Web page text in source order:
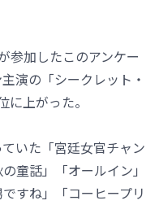
参加したこのアンケー
演の「シークレット・
上がった。
いた「宮廷女官チャン
童話」「オールイン」
すね」「コーヒープリ